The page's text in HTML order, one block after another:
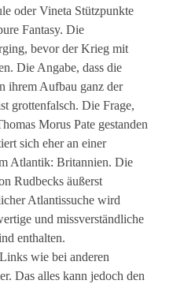
oder Vineta Stützpunkte
Fantasy. Die
bevor der Krieg mit
Die Angabe, dass die
ihrem Aufbau ganz der
grottenfalsch. Die Frage,
Morus Pate gestanden
sich eher an einer
Atlantik: Britannien. Die
Rudbecks äußerst
Atlantissuche wird
und missverständliche
enthalten.
wie bei anderen
Das alles kann jedoch den